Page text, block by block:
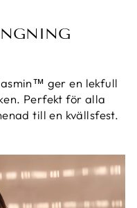
ger en lekfull
Perfekt för alla
till en kvällsfest.